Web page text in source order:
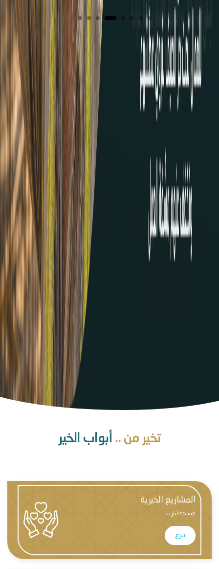
تخير من .. أبواب الخير
المشاريع الخيرية
مساجد-آبار ...
تبرع